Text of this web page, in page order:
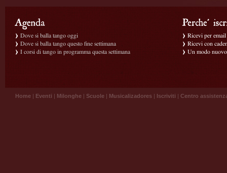
Dove si balla tango oggi
Dove si balla tango questo fine settimana
I corsi di tango in programma questa settimana
Ricevi per
Ricevi con
Un modo
Home | Eventi | Milonghe | Scuole | Musicalizadores | Iscriviti | Centro